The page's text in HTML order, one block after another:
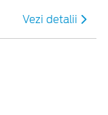
Vezi detalii